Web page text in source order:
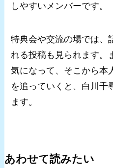
しやすいメンバーです。
特典会や交流の場では、
れる投稿も見られます。
気になって、そこから本
を追っていくと、白川千
ます。
あわせて読みたい